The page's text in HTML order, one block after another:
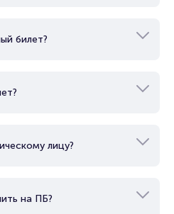
билет?
лицу?
на ПБ?